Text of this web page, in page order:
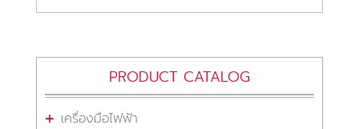
PRODUCT CATALOG
เครื่องมือไฟฟ้า